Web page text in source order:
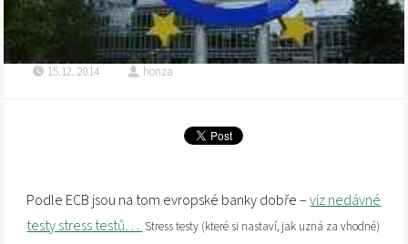
15.12. 2014 honza
Podle ECB jsou na tom evropské banky dobře –viz nedávné
testy stress testů…Stress testy (které si nastaví, jak uzná za vhodné)